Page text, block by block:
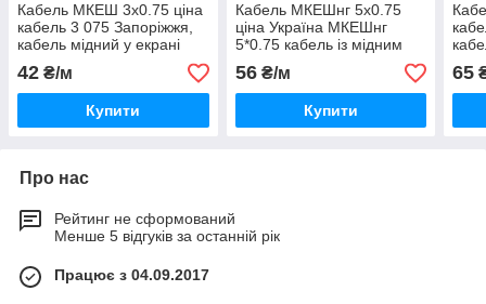
Кабель МКЕШ 3х0.75 ціна
кабель 3 075 Запоріжжя,
кабель мідний у екрані
Україна виробництва СВІТ
ЕЛЕКТРО
42 ₴/м
Купити
Кабель МКЕШнг 5х0.75
ціна Україна МКЕШнг
5*0.75 кабель із мідним
екраном гнучкий, кабель
Запоріжжя
56₴/м
Купити
65
Про нас
Рейтинг не сформований
Менше 5 відгуків за останній рік
Працює з 04.09.2017